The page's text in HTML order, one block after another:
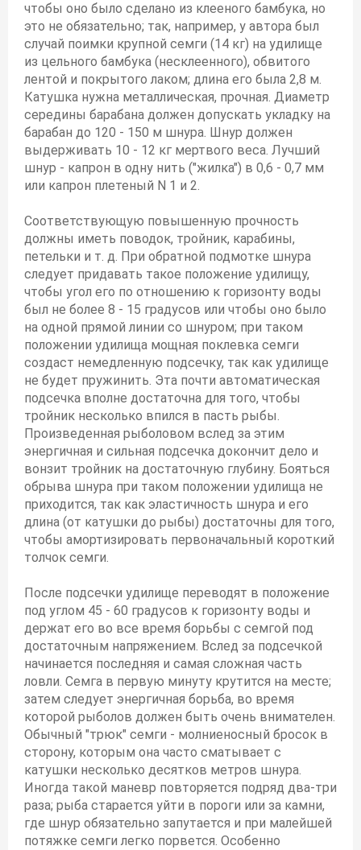
чтобы оно было сделано из клееного бамбука, но
это не обязательно; так, например, у автора был
случай поимки крупной семги (14 кг) на удилище
из цельного бамбука (несклеенного), обвитого
лентой и покрытого лаком; длина его была 2,8 м.
Катушка нужна металлическая, прочная. Диаметр
середины барабана должен допускать укладку на
барабан до 120 - 150 м шнура. Шнур должен
выдерживать 10 - 12 кг мертвого веса. Лучший
шнур - капрон в одну нить ("жилка") в 0,6 - 0,7 мм
или капрон плетеный N 1 и 2.
Соответствующую повышенную прочность
должны иметь поводок, тройник, карабины,
петельки и т. д. При обратной подмотке шнура
следует придавать такое положение удилищу,
чтобы угол его по отношению к горизонту воды
был не более 8 - 15 градусов или чтобы оно было
на одной прямой линии со шнуром; при таком
положении удилища мощная поклевка семги
создаст немедленную подсечку, так как удилище
не будет пружинить. Эта почти автоматическая
подсечка вполне достаточна для того, чтобы
тройник несколько впился в пасть рыбы.
Произведенная рыболовом вслед за этим
энергичная и сильная подсечка докончит дело и
вонзит тройник на достаточную глубину. Бояться
обрыва шнура при таком положении удилища не
приходится, так как эластичность шнура и его
длина (от катушки до рыбы) достаточны для того,
чтобы амортизировать первоначальный короткий
толчок семги.
После подсечки удилище переводят в положение
под углом 45 - 60 градусов к горизонту воды и
держат его во все время борьбы с семгой под
достаточным напряжением. Вслед за подсечкой
начинается последняя и самая сложная часть
ловли. Семга в первую минуту крутится на месте;
затем следует энергичная борьба, во время
которой рыболов должен быть очень внимателен.
Обычный "трюк" семги - молниеносный бросок в
сторону, которым она часто сматывает с
катушки несколько десятков метров шнура.
Иногда такой маневр повторяется подряд два-три
раза; рыба старается уйти в пороги или за камни,
где шнур обязательно запутается и при малейшей
потяжке семги легко порвется. Особенно